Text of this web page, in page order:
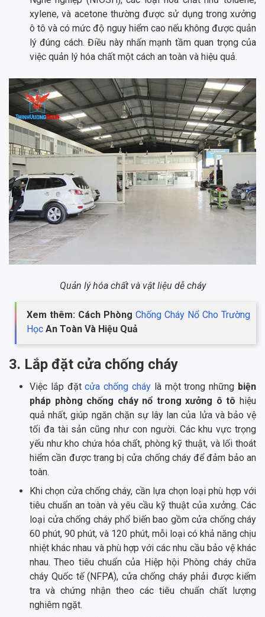
xylene, và acetone thường được sử dụng trong xưởng
ô tô và có mức độ nguy hiểm cao nếu không được quản
lý đúng cách. Điều này nhấn mạnh tầm quan trọng của
việc quản lý hóa chất một cách an toàn và hiệu quả.
Quản lý hóa chất và vật liệu dễ cháy
Xem thêm: Cách Phòng Chống Cháy Nổ Cho Trường
Học An Toàn Và Hiệu Quả
3. Lắp đặt cửa chống cháy
Việc lắp đặtcửa chống cháy là một trong những biện
pháp phòng chống cháy nổ trong xưởng ô tô hiệu
quả nhất, giúp ngăn chặn sự lây lan của lửa và bảo vệ
tối đa tài sản cũng như con người. Các khu vực trọng
yếu như kho chứa hóa chất, phòng kỹ thuật, và lối thoát
hiểm cần được trang bị cửa chống cháy để đảm bảo an
toàn.
Khi chọn cửa chống cháy, cần lựa chọn loại phù hợp với
tiêu chuẩn an toàn và yêu cầu kỹ thuật của xưởng. Các
loại cửa chống cháy phổ biến bao gồm cửa chống cháy
60 phút, 90 phút, và 120 phút, mỗi loại có khả năng chịu
nhiệt khác nhau và phù hợp với các nhu cầu bảo vệ khác
nhau. Theo tiêu chuẩn của Hiệp hội Phòng cháy chữa
cháy Quốc tế (NFPA), cửa chống cháy phải được kiểm
tra và chứng nhận theo các tiêu chuẩn chất lượng
nghiêm ngặt.